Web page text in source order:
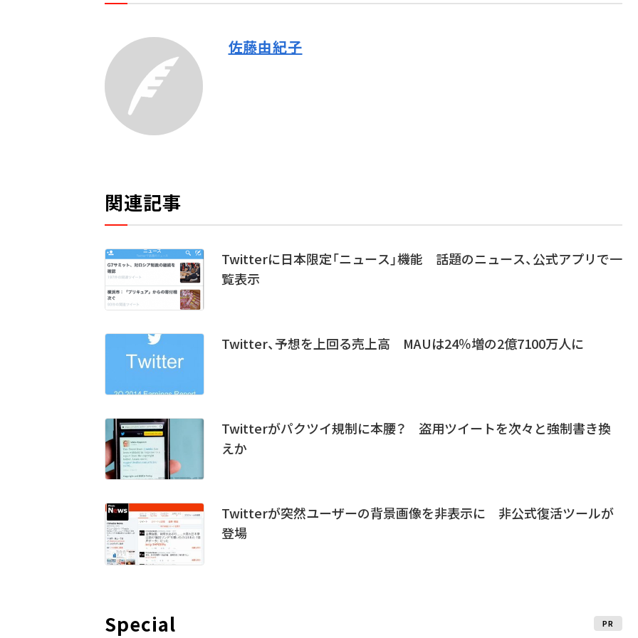
佐藤由紀子
関連記事
Twitterに日本限定「ニュース」機能 話題のニュース、公式アプリで一
覧表示
Twitter、予想を上回る売上高 MAUは24％増の2億7100万人に
Twitterがパクツイ規制に本腰？ 盗用ツイートを次々と強制書き換
えか
Twitterが突然ユーザーの背景画像を非表示に 非公式復活ツールが
登場
Special PR